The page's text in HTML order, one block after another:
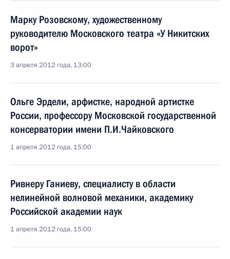
Марку Розовскому, художественному
руководителю Московского театра «У Никитских
ворот»
3 апреля 2012 года, 13:00
Ольге Эрдели, арфистке, народной артистке
России, профессору Московской государственной
консерватории имени П.И.Чайковского
1 апреля 2012 года, 15:00
Ривнеру Ганиеву, специалисту в области
нелинейной волновой механики, академику
Российской академии наук
1 апреля 2012 года, 15:00